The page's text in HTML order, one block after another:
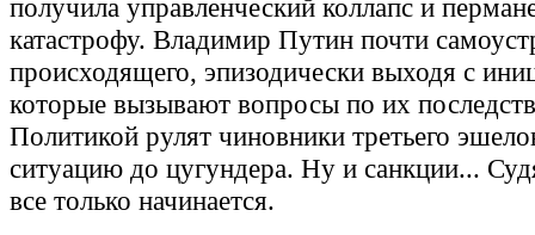
получила управленческий коллапс и
катастрофу. Владимир Путин почти
происходящего, эпизодически выходя с
которые вызывают вопросы по их
Политикой рулят чиновники третьего
ситуацию до цугундера. Ну и санкции...
все только начинается.